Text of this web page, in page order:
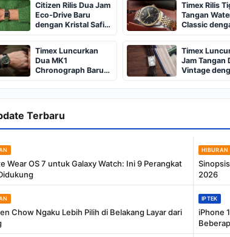
Citizen Rilis Dua Jam
Eco-Drive Baru
dengan Kristal Safir
dan Kotak Persegi
Panjang
Timex Rilis
Tangan
Classic
Bertekstur
Timex Luncurkan
Dua MK1
Chronograph Baru
dengan Dial Sunray
dan Strap Kulit
Timex
Jam Tangan
Vintage
Desain
Panjang dan
Kulit
Terbaru
Wear OS 7 untuk Galaxy Watch: Ini 9 Perangkat
HIBURAN
2026
Chow Ngaku Lebih Pilih di Belakang Layar dari
IPTEK
iPhone